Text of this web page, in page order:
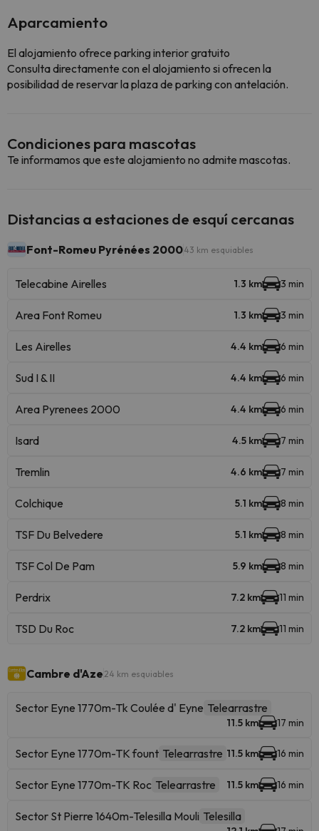
Aparcamiento
El alojamiento ofrece parking interior gratuito
Consulta directamente con el alojamiento si ofrecen la
posibilidad de reservar la plaza de parking con antelación.
Condiciones para mascotas
Te informamos que este alojamiento no admite mascotas.
Distancias a estaciones de esquí cercanas
Font-Romeu Pyrénées 200043 km esquiables
Telecabine Airelles 1.3 km 3 min
Area Font Romeu 1.3 km 3 min
Les Airelles 4.4 km 6 min
Sud I & II 4.4 km 6 min
Area Pyrenees 2000 4.4 km 6 min
Isard 4.5 km 7 min
Tremlin 4.6 km 7 min
Colchique 5.1 km 8 min
TSF Du Belvedere 5.1 km 8 min
TSF Col De Pam 5.9 km 8 min
Perdrix 7.2 km 11 min
TSD Du Roc 7.2 km 11 min
Cambre d'Aze 24 km esquiables
Sector Eyne 1770m-Tk Coulée d' Eyne Telearrastre
11.5 km 17 min
Sector Eyne 1770m-TK fount Telearrastre 11.5 km 16 min
Sector Eyne 1770m-TK Roc Telearrastre 11.5 km 16 min
Sector St Pierre 1640m-Telesilla Mouli Telesilla